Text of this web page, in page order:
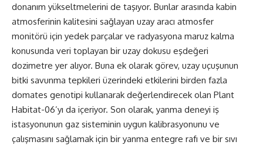
donanım yükseltmelerini de taşıyor. Bunlar arasında kabin
atmosferinin kalitesini sağlayan uzay aracı atmosfer
monitörü için yedek parçalar ve radyasyona maruz kalma
konusunda veri toplayan bir uzay dokusu eşdeğeri
dozimetre yer alıyor. Buna ek olarak görev, uzay uçuşunun
bitki savunma tepkileri üzerindeki etkilerini birden fazla
domates genotipi kullanarak değerlendirecek olan Plant
Habitat-06’yı da içeriyor. Son olarak, yanma deneyi iş
istasyonunun gaz sisteminin uygun kalibrasyonunu ve
çalışmasını sağlamak için bir yanma entegre rafı ve bir sıvı